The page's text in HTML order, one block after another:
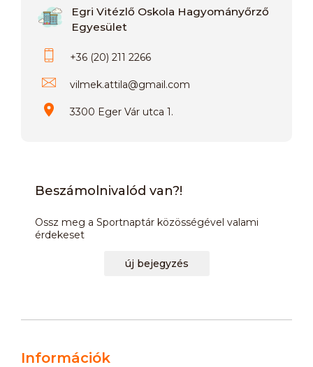
Egri Vitézlő Oskola Hagyományőrző
Egyesület
+36 (20) 211 2266
vilmek.attila@gmail.com
3300 Eger Vár utca 1.
Beszámolnivalód van?!
Ossz meg a Sportnaptár közösségével valami
érdekeset
új bejegyzés
Információk